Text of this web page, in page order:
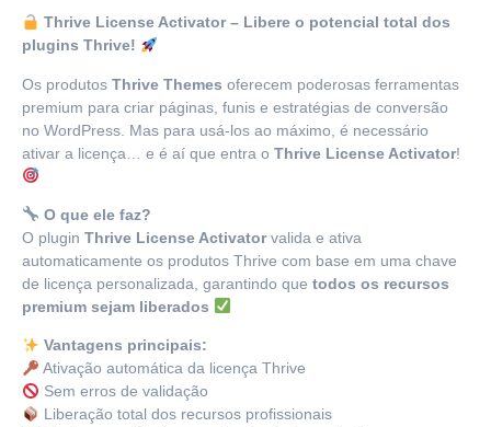
Thrive License Activator – Libere o potencial total dos
plugins Thrive!
Os produtos Thrive Themes oferecem poderosas ferramentas
premium para criar páginas, funis e estratégias de conversão
no WordPress. Mas para usá-los ao máximo, é necessário
ativar a licença… e é aí que entra o Thrive License Activator!
O que ele faz?
O plugin Thrive License Activatorvalida e ativa
automaticamente os produtos Thrive com base em uma chave
de licença personalizada, garantindo que todos os recursos
premium sejam liberados
Vantagens principais:
Ativação automática da licença Thrive
Sem erros de validação
Liberação total dos recursos profissionais